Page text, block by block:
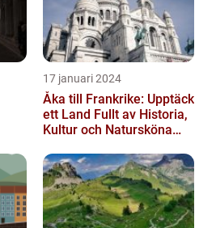
17 januari 2024
Åka till Frankrike: Upptäck
ett Land Fullt av Historia,
Kultur och Natursköna